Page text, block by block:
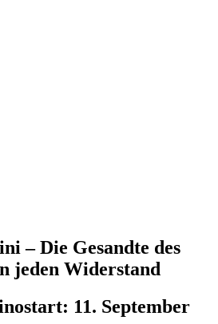
– Die Gesandte des
jeden Widerstand
11. September